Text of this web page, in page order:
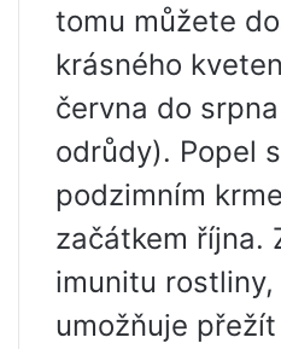
tomu můžete
krásného
června do
odrůdy). Popel
podzimním
začátkem října.
imunitu
umožňuje